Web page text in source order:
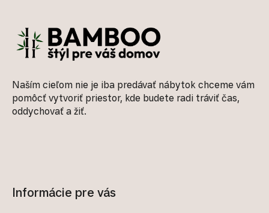
Naším cieľom nie je iba predávať nábytok chceme vám
pomôcť vytvoriť priestor, kde budete radi tráviť čas,
oddychovať a žiť.
Informácie pre vás